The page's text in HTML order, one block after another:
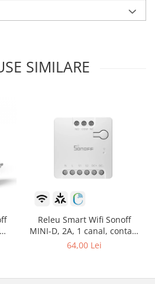
SIMILARE
Releu Smart Wifi Sonoff
MINI-D, 2A, 1 canal, contact
uscat AC-DC, Matter
64,00 Lei